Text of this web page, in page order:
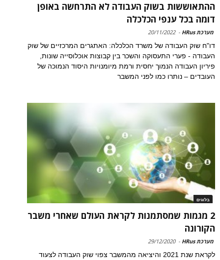
ההתאוששות בשוק העבודה לא התרחשה באופן
דומה בכל ענפי הכלכלה
מערכת HRus -
20/11/2022
דו"ח שוק העבודה של משרד הכלכלה: האתגרים המרכזיים של שוק
העבודה - פערי התעסוקה והשכר בין קבוצות אוכלוסייה שונות,
פיריון העבודה הנמוך יחסית ורמת מיומנויות היסוד הנמוכה של
העובדים – נותרו כמו לפני המשבר
בלוגים
2 מגמות שמסתמנות לקראת העולם שאחרי משבר
הקורונה
מערכת HRus -
29/12/2020
לקראת שנת 2021 והיציאה מהמשבר צפוי שוק העבודה לצעוד